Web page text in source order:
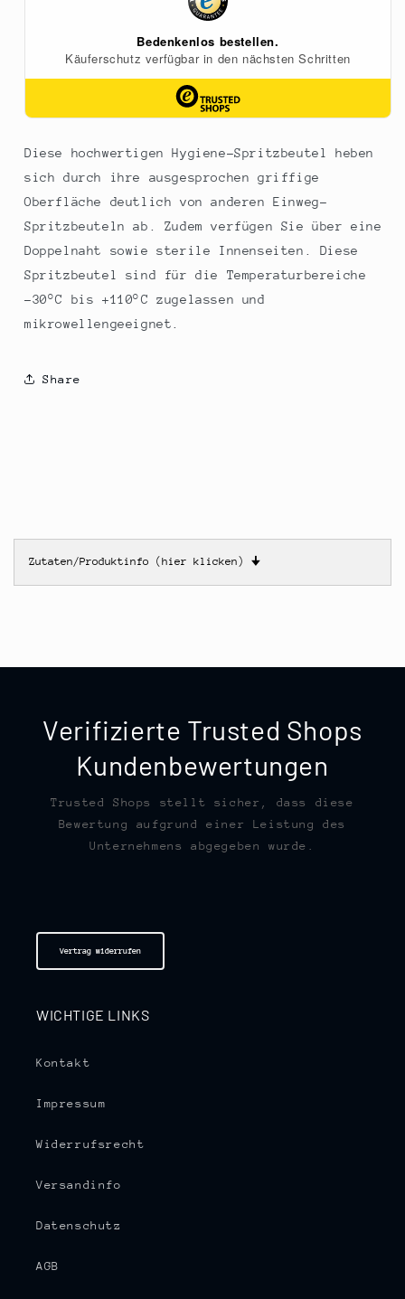
St
Diese hochwertigen Hygiene-Spritzbeutel heben
sich durch ihre ausgesprochen griffige
Oberfläche deutlich von anderen Einweg-
Spritzbeuteln ab. Zudem verfügen Sie über eine
Doppelnaht sowie sterile Innenseiten. Diese
Spritzbeutel sind für die Temperaturbereiche
-30°C bis +110°C zugelassen und
mikrowellengeeignet.
Share
Zutaten/Produktinfo (hier klicken) 🠋
Verifizierte Trusted Shops
Kundenbewertungen
Trusted Shops stellt sicher, dass diese
Bewertung aufgrund einer Leistung des
Unternehmens abgegeben wurde.
Vertrag widerrufen
WICHTIGE LINKS
Kontakt
Impressum
Widerrufsrecht
Versandinfo
Datenschutz
AGB